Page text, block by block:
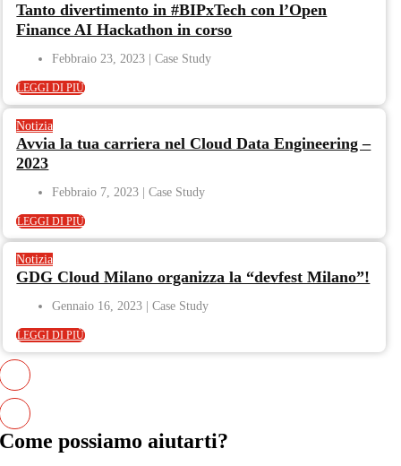
Tanto divertimento in #BIPxTech con l’Open
Finance AI Hackathon in corso
Febbraio 23, 2023
LEGGI DI PIÙ
Notizia
Avvia la tua carriera nel Cloud Data Engineering –
2023
Febbraio 7, 2023
LEGGI DI PIÙ
Notizia
GDG Cloud Milano organizza la “devfest Milano”!
Gennaio 16, 2023
LEGGI DI PIÙ
Come possiamoaiutarti?